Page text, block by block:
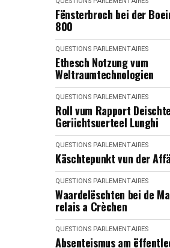
Fënsterbroch bei der
800
QUESTIONS PARLEMENTAIRES
Ethesch Notzung vum
Weltraumtechnologien
QUESTIONS PARLEMENTAIRES
Roll vum Rapport
Geriichtsuerteel Lunghi
QUESTIONS PARLEMENTAIRES
Käschtepunkt vun der
QUESTIONS PARLEMENTAIRES
Waardelëschten bei de
relais a Crèchen
QUESTIONS PARLEMENTAIRES
Absenteismus am